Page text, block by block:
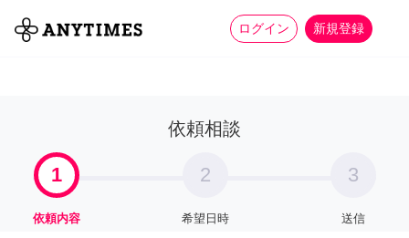
ログイン 新規登録
全て 家事 more_horiz
依頼相談
1
依頼内容
2
希望日時
3
送信